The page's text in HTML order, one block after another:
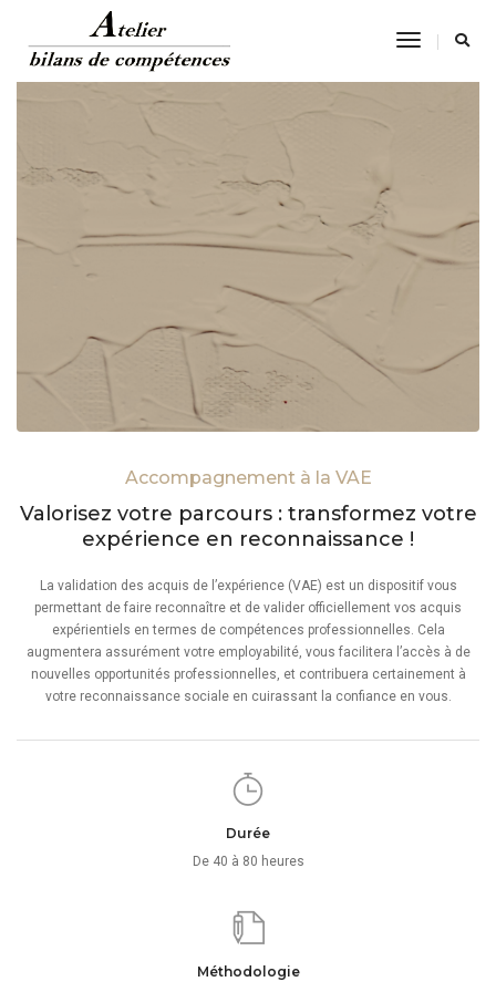
Toggle
Accompagnement à la VAE
Valorisez votre parcours : transformez votre
expérience en reconnaissance !
La validation des acquis de l’expérience (VAE) est un dispositif vous
permettant de faire reconnaître et de valider officiellement vos acquis
expérientiels en termes de compétences professionnelles. Cela
augmentera assurément votre employabilité, vous facilitera l’accès à de
nouvelles opportunités professionnelles, et contribuera certainement à
votre reconnaissance sociale en cuirassant la confiance en vous.
Durée
De 40 à 80 heures
Méthodologie